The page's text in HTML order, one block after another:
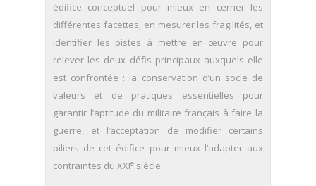
édifice conceptuel pour mieux en cerner les
différentes facettes, en mesurer les fragilités, et
identifier les pistes à mettre en œuvre pour
relever les deux défis principaux auxquels elle
est confrontée : la conservation d’un socle de
valeurs et de pratiques essentielles pour
garantir l’aptitude du militaire français à faire la
guerre, et l’acceptation de modifier certains
piliers de cet édifice pour mieux l’adapter aux
contraintes du XXIe siècle.